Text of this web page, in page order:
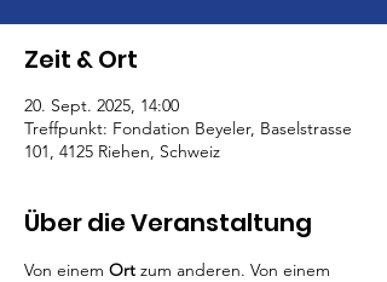
Zeit & Ort
20. Sept. 2025, 14:00
Treffpunkt: Fondation Beyeler, Baselstrasse
101, 4125 Riehen, Schweiz
Über die Veranstaltung
Von einem Ort zum anderen. Von einem